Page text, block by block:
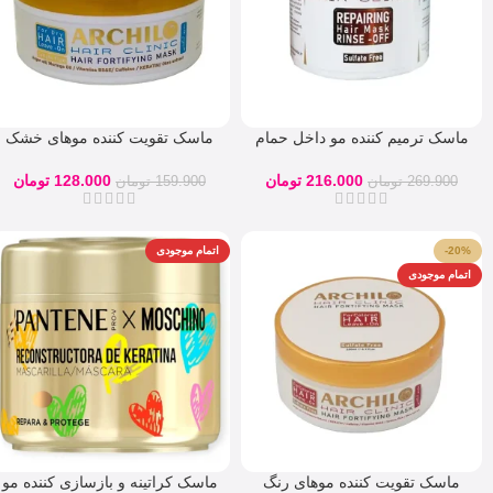
ماسک ترمیم کننده مو داخل حمام
269.900 تومان 216.000 تومان
ماسک تقویت کننده موهای خشک
159.900 تومان 128.000 تومان
-20%
اتمام موجودی
ماسک تقویت کننده موهای رنگ
اتمام موجودی
ماسک کراتینه و بازسازی کننده مو